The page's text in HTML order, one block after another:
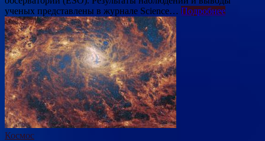
ученых представлены в журнале Science… Подробнее
Космос